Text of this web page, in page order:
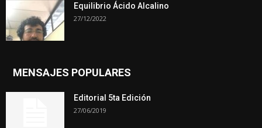
Equilibrio Ácido Alcalino
27/12/2022
MENSAJES POPULARES
Editorial 5ta Edición
27/06/2019